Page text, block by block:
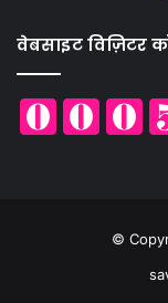
वेबसाइट विज़िटर
©